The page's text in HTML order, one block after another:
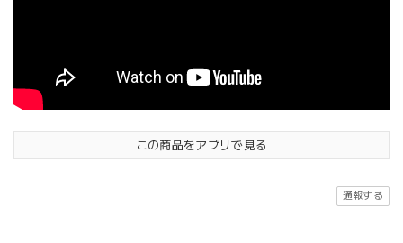
この商品をアプリで見る
通報する